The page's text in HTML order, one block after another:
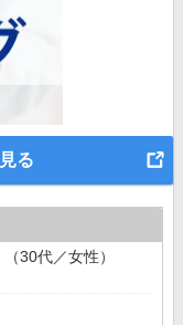
る
30代／女性）